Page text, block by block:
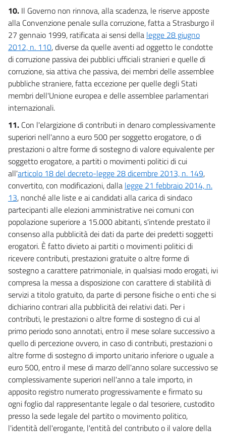
10. Il Governo non rinnova, alla scadenza, le riserve apposte
alla Convenzione penale sulla corruzione, fatta a Strasburgo il
27 gennaio 1999, ratificata ai sensi della legge 28 giugno
2012, n. 110, diverse da quelle aventi ad oggetto le condotte
di corruzione passiva dei pubblici ufficiali stranieri e quelle di
corruzione, sia attiva che passiva, dei membri delle assemblee
pubbliche straniere, fatta eccezione per quelle degli Stati
membri dell'Unione europea e delle assemblee parlamentari
internazionali.
11. Con l'elargizione di contributi in denaro complessivamente
superiori nell'anno a euro 500 per soggetto erogatore, o di
prestazioni o altre forme di sostegno di valore equivalente per
soggetto erogatore, a partiti o movimenti politici di cui
all'articolo 18 del decreto-legge 28 dicembre 2013, n. 149,
convertito, con modificazioni, dalla legge 21 febbraio 2014, n.
13, nonché alle liste e ai candidati alla carica di sindaco
partecipanti alle elezioni amministrative nei comuni con
popolazione superiore a 15.000 abitanti, s'intende prestato il
consenso alla pubblicità dei dati da parte dei predetti soggetti
erogatori. È fatto divieto ai partiti o movimenti politici di
ricevere contributi, prestazioni gratuite o altre forme di
sostegno a carattere patrimoniale, in qualsiasi modo erogati, ivi
compresa la messa a disposizione con carattere di stabilità di
servizi a titolo gratuito, da parte di persone fisiche o enti che si
dichiarino contrari alla pubblicità dei relativi dati. Per i
contributi, le prestazioni o altre forme di sostegno di cui al
primo periodo sono annotati, entro il mese solare successivo a
quello di percezione ovvero, in caso di contributi, prestazioni o
altre forme di sostegno di importo unitario inferiore o uguale a
euro 500, entro il mese di marzo dell'anno solare successivo se
complessivamente superiori nell'anno a tale importo, in
apposito registro numerato progressivamente e firmato su
ogni foglio dal rappresentante legale o dal tesoriere, custodito
presso la sede legale del partito o movimento politico,
l'identità dell'erogante, l'entità del contributo o il valore della